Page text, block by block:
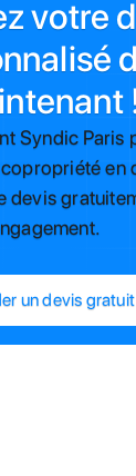
votre
Syndic Paris
en
devis
un devis gratuit